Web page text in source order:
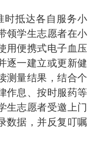
时抵达各自服务小
领学生志愿者在小
用便携式电子血压
逐一建立或更新健
测量结果，结合个
作息、按时服药等
生志愿者受邀 上门
数据，并反复叮嘱